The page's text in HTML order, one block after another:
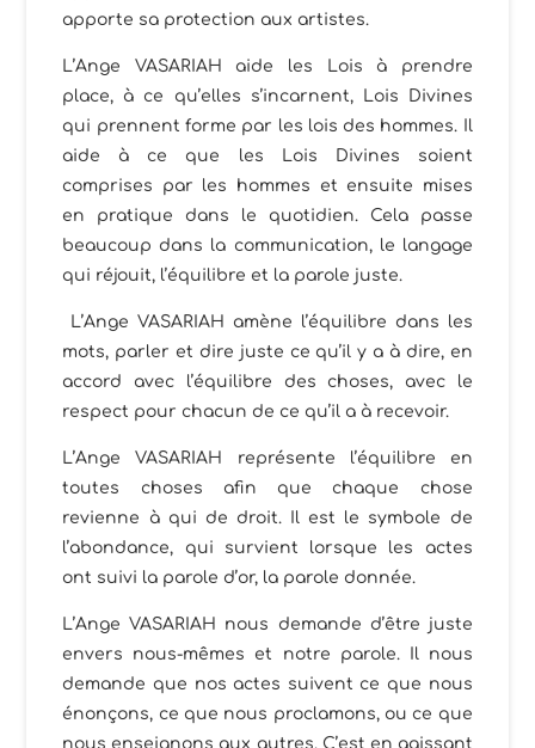
apporte sa protection aux artistes.
L’Ange VASARIAH aide les Lois à prendre
place, à ce qu’elles s’incarnent, Lois Divines
qui prennent forme par les lois des hommes. Il
aide à ce que les Lois Divines soient
comprises par les hommes et ensuite mises
en pratique dans le quotidien. Cela passe
beaucoup dans la communication, le langage
qui réjouit, l’équilibre et la parole juste.
L’Ange VASARIAH amène l’équilibre dans les
mots, parler et dire juste ce qu’il y a à dire, en
accord avec l’équilibre des choses, avec le
respect pour chacun de ce qu’il a à recevoir.
L’Ange VASARIAH représente l’équilibre en
toutes choses afin que chaque chose
revienne à qui de droit. Il est le symbole de
l’abondance, qui survient lorsque les actes
ont suivi la parole d’or, la parole donnée.
L’Ange VASARIAH nous demande d’être juste
envers nous-mêmes et notre parole. Il nous
demande que nos actes suivent ce que nous
énonçons, ce que nous proclamons, ou ce que
nous enseignons aux autres. C’est en agissant